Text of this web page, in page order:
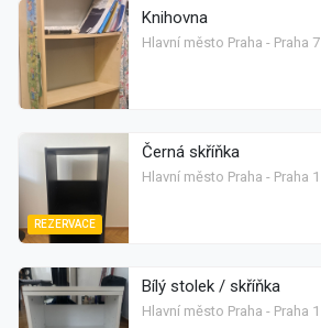
Knihovna
Hlavní město Praha - Praha 7
REZERVACE
Černá skříňka
Hlavní město Praha - Praha 1
Bílý stolek / skříňka
Hlavní město Praha - Praha 1